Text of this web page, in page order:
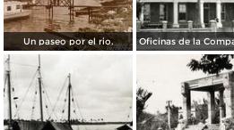
Un paseo por el rio.